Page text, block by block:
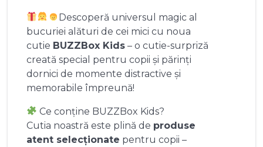
Descoperă universul magic al
bucuriei alături de cei mici cu noua
cutie BUZZBox Kids – o cutie-surpriză
creată special pentru copii și părinți
dornici de momente distractive și
memorabile împreună!
Ce conține BUZZBox Kids?
Cutia noastră este plină de produse
atent selecționate pentru copii –